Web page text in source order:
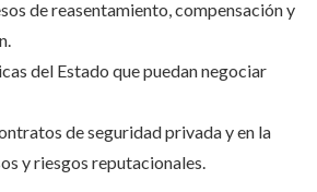
de reasentamiento, compensación y
del Estado que puedan negociar
de seguridad privada y en la
y riesgos reputacionales.